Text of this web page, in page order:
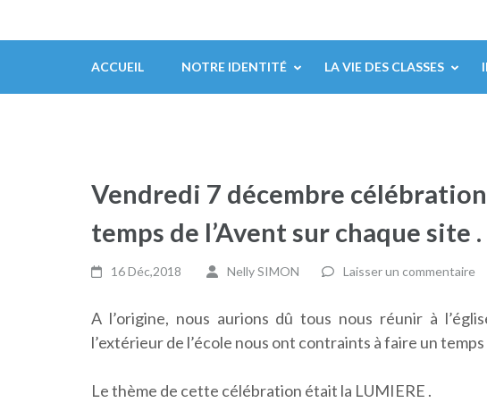
ACCUEIL NOTRE IDENTITÉ LA VIE DES CLASSES
Vendredi 7 décembre
temps de l’Avent sur chaque site .
16 Déc,2018 Nelly SIMON Laisser un commentaire
A l’origine, nous aurions dû tous nous réunir à
l’extérieur de l’école nous ont contraints à faire un
Le thème de cette célébration était la LUMIERE .